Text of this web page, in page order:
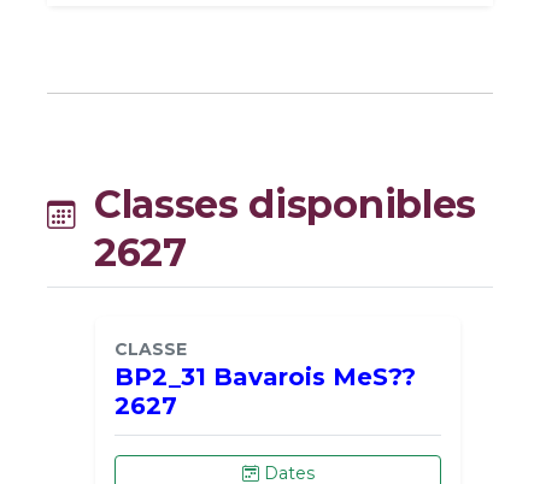
Classes disponibles
2627
CLASSE
BP2_31 Bavarois MeS??
2627
Dates